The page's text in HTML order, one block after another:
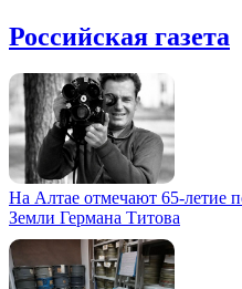
Российская газета
На Алтае отмечают 65-летие
Земли Германа Титова